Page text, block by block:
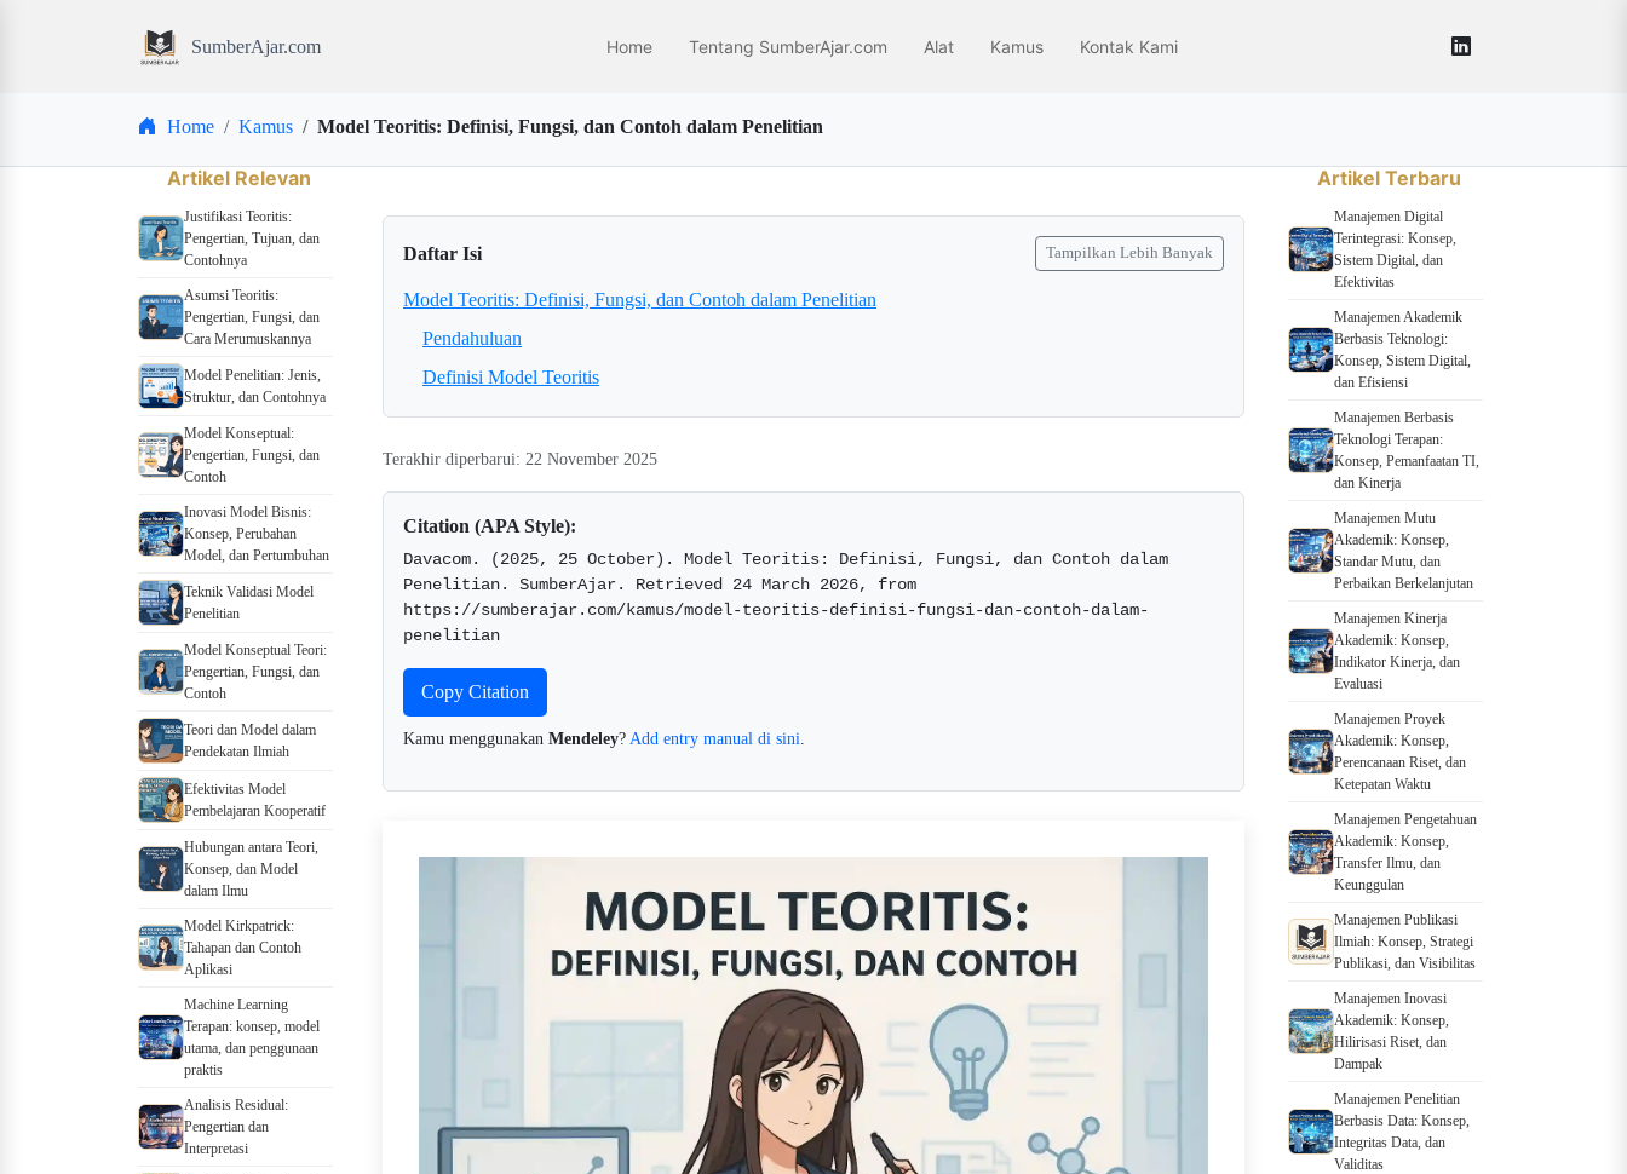
SumberAjar.com Home Tentang SumberAjar.com Alat Kamus Kontak Kami
Home Kamus Model Teoritis: Definisi, Fungsi, dan Contoh dalam Penelitian
Artikel Relevan
Justifikasi Teoritis:
Pengertian, Tujuan, dan
Contohnya
Asumsi Teoritis:
Pengertian, Fungsi, dan
Cara Merumuskannya
Model Penelitian: Jenis,
Struktur, dan Contohnya
Model Konseptual:
Pengertian, Fungsi, dan
Contoh
Inovasi Model Bisnis:
Konsep, Perubahan
Model, dan Pertumbuhan
Teknik Validasi Model
Penelitian
Model Konseptual Teori:
Pengertian, Fungsi, dan
Contoh
Teori dan Model dalam
Pendekatan Ilmiah
Efektivitas Model
Pembelajaran Kooperatif
Hubungan antara Teori,
Konsep, dan Model
dalam Ilmu
Model Kirkpatrick:
Tahapan dan Contoh
Aplikasi
Machine Learning
Terapan: konsep, model
utama, dan penggunaan
praktis
Analisis Residual:
Pengertian dan
Interpretasi
Daftar Isi Tampilkan Lebih Banyak
Model Teoritis: Definisi, Fungsi, dan Contoh dalam Penelitian
Pendahuluan
Definisi Model Teoritis
Terakhir diperbarui: 22 November 2025
Citation (APA Style):
Davacom. (2025, 25 October). Model Teoritis: Definisi, Fungsi, dan Contoh dalam
Penelitian. SumberAjar. Retrieved 24 March 2026, from
https://sumberajar.com/kamus/model-teoritis-definisi-fungsi-dan-contoh-dalam-
penelitian
Copy Citation
Kamu menggunakan Mendeley? Add entry manual di sini.
Artikel Terbaru
Manajemen Digital
Terintegrasi: Konsep,
Sistem Digital, dan
Efektivitas
Manajemen Akademik
Berbasis Teknologi:
Konsep, Sistem Digital,
dan Efisiensi
Manajemen Berbasis
Teknologi Terapan:
Konsep, Pemanfaatan TI,
dan Kinerja
Manajemen Mutu
Akademik: Konsep,
Standar Mutu, dan
Perbaikan Berkelanjutan
Manajemen Kinerja
Akademik: Konsep,
Indikator Kinerja, dan
Evaluasi
Manajemen Proyek
Akademik: Konsep,
Perencanaan Riset, dan
Ketepatan Waktu
Manajemen Pengetahuan
Akademik: Konsep,
Transfer Ilmu, dan
Keunggulan
Manajemen Publikasi
Ilmiah: Konsep, Strategi
Publikasi, dan Visibilitas
Manajemen Inovasi
Akademik: Konsep,
Hilirisasi Riset, dan
Dampak
Manajemen Penelitian
Berbasis Data: Konsep,
Integritas Data, dan
Validitas